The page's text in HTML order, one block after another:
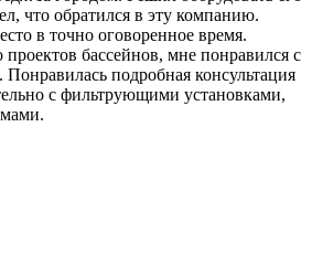
что обратился в эту компанию.
в точно оговоренное время.
бассейнов, мне понравился с
подробная консультация
с фильтрующими установками,